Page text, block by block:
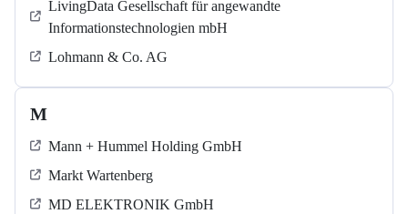
LivingData Gesellschaft für angewandte
Informationstechnologien mbH
Lohmann & Co. AG
M
Mann + Hummel Holding GmbH
Markt Wartenberg
MD ELEKTRONIK GmbH